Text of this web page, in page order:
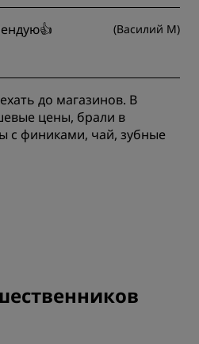
(Василий М)
до магазинов. В
цены, брали в
с финиками, чай, зубные